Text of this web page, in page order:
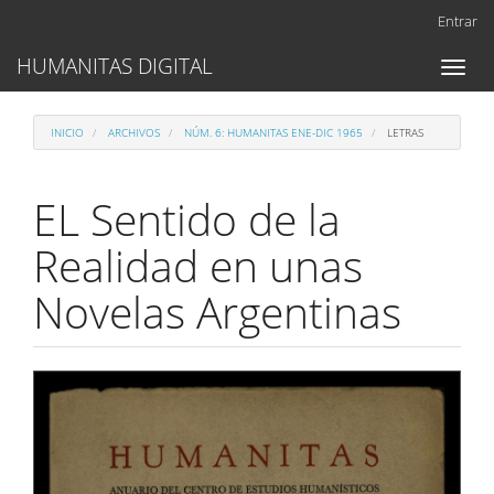
Contenido
principal
lateral
Entrar
Toggle
HUMANITAS DIGITAL
INICIO ARCHIVOS NÚM. 6: HUMANITAS ENE-DIC 1965 LETRAS
EL Sentido de la
Realidad en unas
Novelas Argentinas
Barra
del